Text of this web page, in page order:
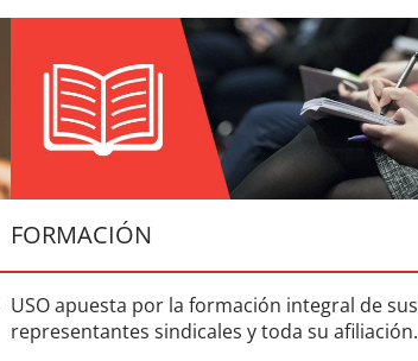
FORMACIÓN
USO apuesta por la formación integral de sus
representantes sindicales y toda su afiliación.